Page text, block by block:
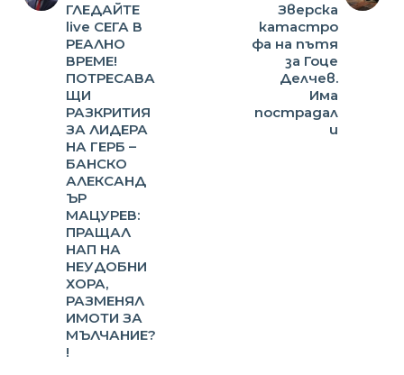
ГЛЕДАЙТЕ
live СЕГА В
РЕАЛНО
ВРЕМЕ!
ПОТРЕСАВА
ЩИ
РАЗКРИТИЯ
ЗА ЛИДЕРА
НА ГЕРБ –
БАНСКО
АЛЕКСАНД
ЪР
МАЦУРЕВ:
ПРАЩАЛ
НАП НА
НЕУДОБНИ
ХОРА,
РАЗМЕНЯЛ
ИМОТИ ЗА
МЪЛЧАНИЕ?
!
Зверска
катастро
фа на пътя
за Гоце
Делчев.
Има
пострадал
и